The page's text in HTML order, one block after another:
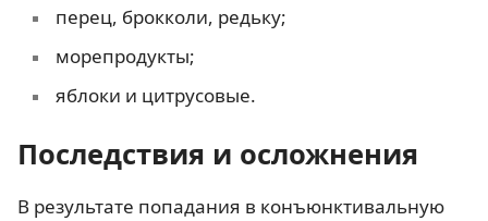
перец, брокколи, редьку;
морепродукты;
яблоки и цитрусовые.
Последствия и осложнения
В результате попадания в конъюнктивальную